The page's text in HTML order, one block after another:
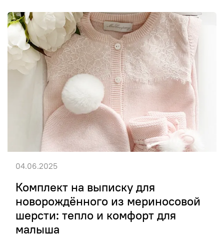
Комплект на выписку для
новорождённого из мериносовой
шерсти: тепло и комфорт для
малыша
04.06.2025